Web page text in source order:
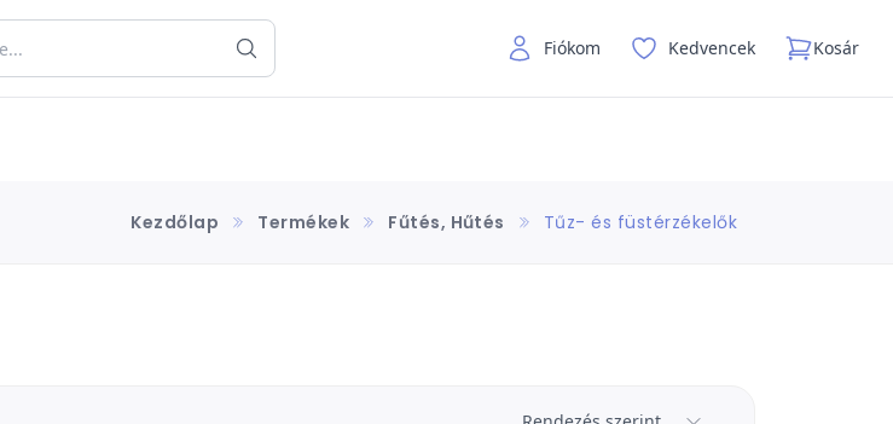
Fiókom Kedvencek Kosár
Kezdőlap Termékek Fűtés, Hűtés Tűz- és füstérzékelők